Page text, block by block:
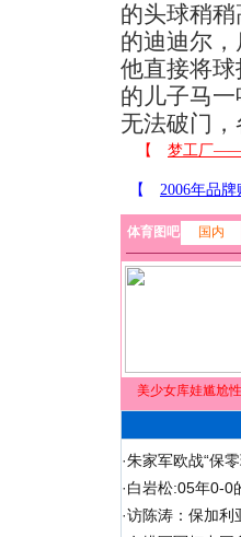
的头球稍
的迪迪尔
他直接将
的儿子马
无法破门
体育图吧 国内
美少女库娃尴尬
·朱家军欧战“保
·白岩松:05年0-0
·访陈涛：保加利